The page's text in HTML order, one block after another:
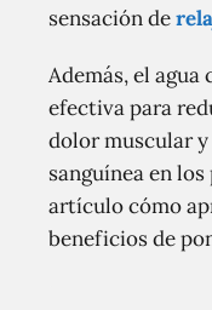
sensación de
Además, el agua
efectiva para
dolor muscular
sanguínea en
artículo cómo
beneficios de